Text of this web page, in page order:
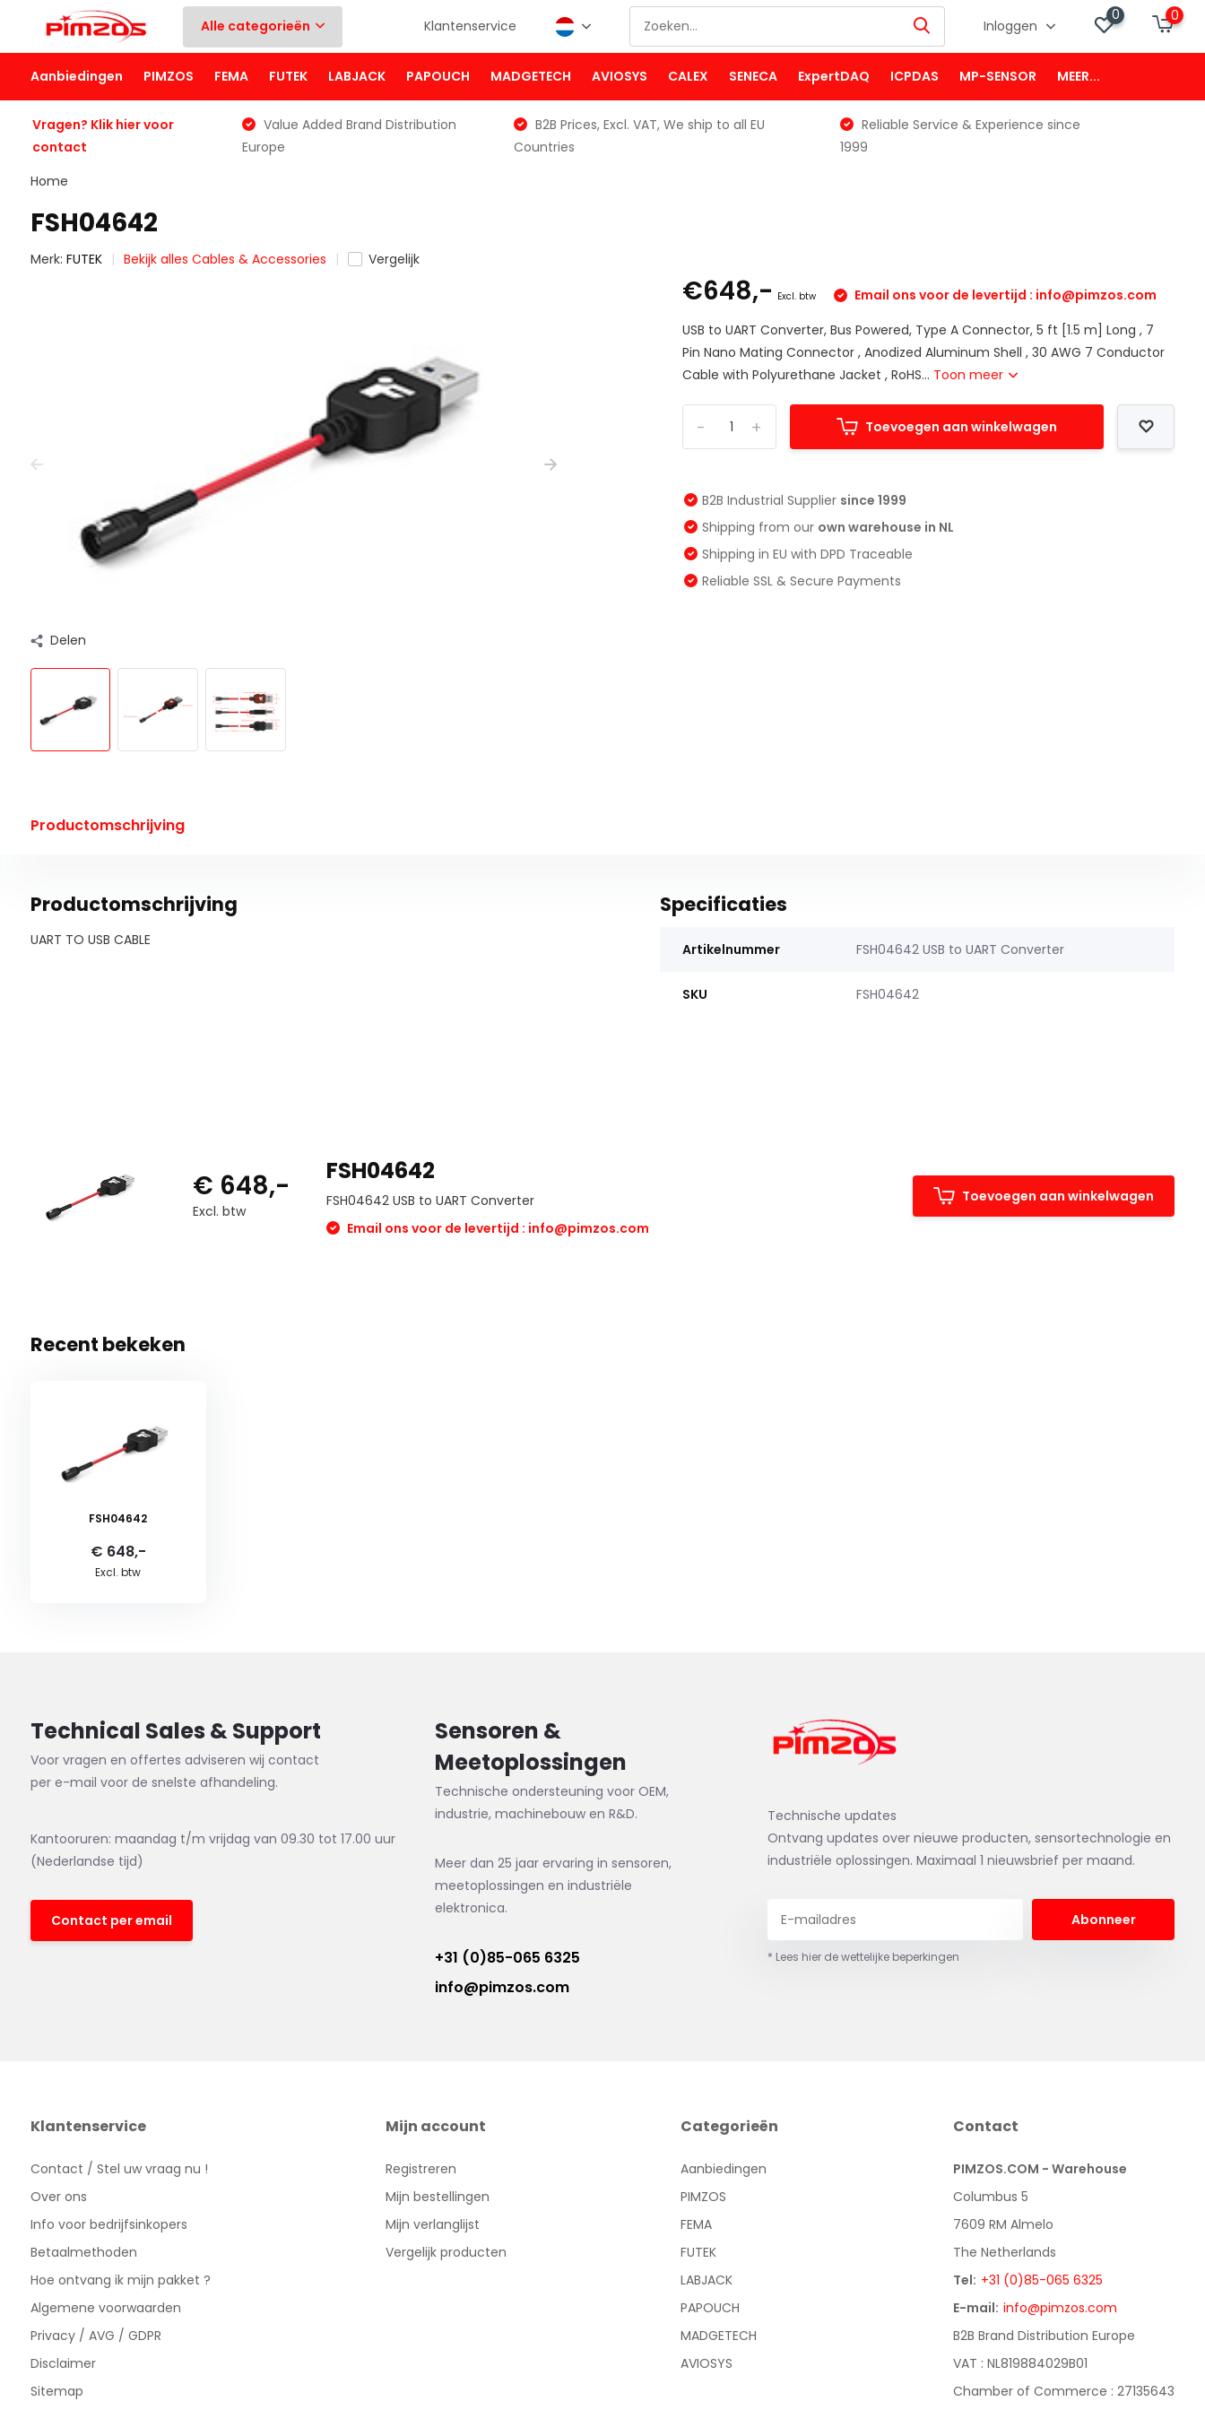
Alle categorieën Klantenservice Inloggen
0 0
Aanbiedingen PIMZOS FEMA FUTEK LABJACK PAPOUCH MADGETECH AVIOSYS CALEX SENECA ExpertDAQ ICPDAS MP-SENSOR MEER...
Vragen? Klik hier voor
contact
Value Added Brand Distribution
Europe
B2B Prices, Excl. VAT, We ship to all EU
Countries
Reliable Service & Experience since
1999
Home
FSH04642
Merk: FUTEK Bekijk alles Cables & Accessories Vergelijk
Delen
€648,- Excl. btw Email ons voor de levertijd : info@pimzos.com
USB to UART Converter, Bus Powered, Type A Connector, 5 ft [1.5 m] Long , 7
Pin Nano Mating Connector , Anodized Aluminum Shell , 30 AWG 7 Conductor
Cable with Polyurethane Jacket , RoHS... Toon meer
+
- Toevoegen aan winkelwagen
B2B Industrial Supplier since 1999
Shipping from our own warehouse in NL
Shipping in EU with DPD Traceable
Reliable SSL & Secure Payments
Productomschrijving
Productomschrijving
UART TO USB CABLE
Specificaties
Artikelnummer FSH04642 USB to UART Converter
SKU FSH04642
€ 648,-
Excl. btw
FSH04642
FSH04642 USB to UART Converter
Email ons voor de levertijd : info@pimzos.com
Toevoegen aan winkelwagen
Recent bekeken
FSH04642
€ 648,-
Excl. btw
Technical Sales & Support
Voor vragen en offertes adviseren wij contact
per e-mail voor de snelste afhandeling.
Kantooruren: maandag t/m vrijdag van 09.30 tot 17.00 uur
(Nederlandse tijd)
Contact per email
Sensoren &
Meetoplossingen
Technische ondersteuning voor OEM,
industrie, machinebouw en R&D.
Meer dan 25 jaar ervaring in sensoren,
meetoplossingen en industriële
elektronica.
+31 (0)85-065 6325
info@pimzos.com
Technische updates
Ontvang updates over nieuwe producten, sensortechnologie en
industriële oplossingen. Maximaal 1 nieuwsbrief per maand.
Abonneer
* Lees hier de wettelijke beperkingen
Klantenservice
Contact / Stel uw vraag nu !
Over ons
Info voor bedrijfsinkopers
Betaalmethoden
Hoe ontvang ik mijn pakket ?
Algemene voorwaarden
Privacy / AVG / GDPR
Disclaimer
Sitemap
Mijn account
Registreren
Mijn bestellingen
Mijn verlanglijst
Vergelijk producten
Categorieën
Aanbiedingen
PIMZOS
FEMA
FUTEK
LABJACK
PAPOUCH
MADGETECH
AVIOSYS
Contact
PIMZOS.COM - Warehouse
Columbus 5
7609 RM Almelo
The Netherlands
Tel: +31 (0)85-065 6325
E-mail: info@pimzos.com
B2B Brand Distribution Europe
VAT : NL819884029B01
Chamber of Commerce : 27135643